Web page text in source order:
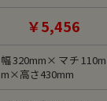
袋（ご注文単位1袋）
【直送品】￥5,456
幅320mm×マチ110m
m×高さ430mm